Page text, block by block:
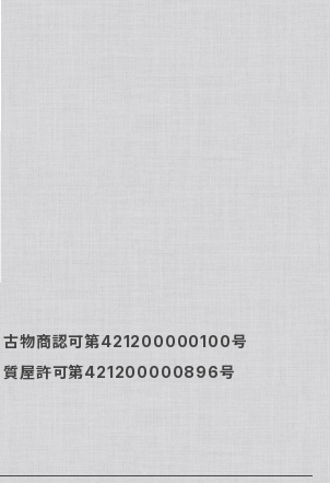
物商認可第421200000100号
質屋許可第421200000896号